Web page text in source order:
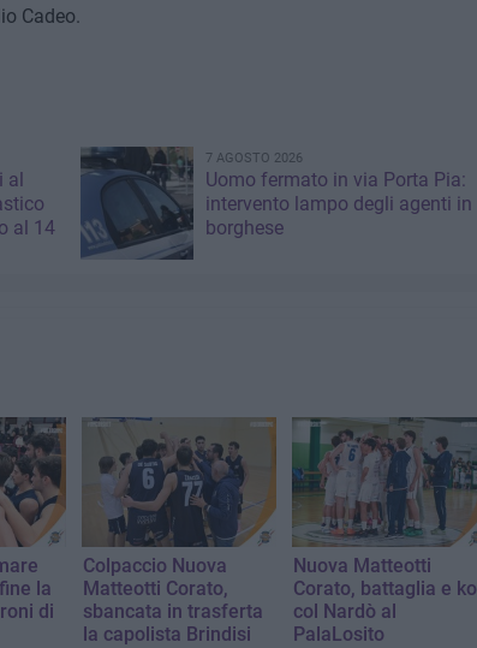
Cadeo.
al
al 14
7 AGOSTO 2026
Uomo fermato in via Porta Pia:
intervento lampo degli agenti in
borghese
la
di
Colpaccio Nuova
Matteotti Corato,
sbancata in trasferta
la capolista Brindisi
Nuova Matteotti
Corato, battaglia e ko
col Nardò al
PalaLosito